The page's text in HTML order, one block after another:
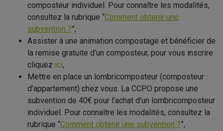
composteur individuel. Pour connaître les modalités,
consultez la rubrique “Comment obtenir une
subvention ?”,
Assister à une animation compostage et bénéficier de
la remise gratuite d’un composteur, pour vous inscrire
cliquez ici,
Mettre en place un lombricomposteur (composteur
d’appartement) chez vous. La CCPO propose une
subvention de 40€ pour l’achat d’un lombricomposteur
individuel. Pour connaître les modalités, consultez la
rubrique “Comment obtenir une subvention ?”,